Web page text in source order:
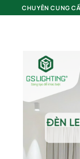
qua
CHUYÊN CUNG